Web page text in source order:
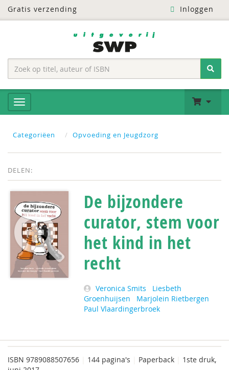
Gratis verzending Inloggen
Categoriëen Opvoeding en Jeugdzorg
DELEN:
De bijzondere
curator, stem voor
het kind in het
recht
Veronica Smits
Liesbeth
Groenhuijsen
Marjolein Rietbergen
Paul Vlaardingerbroek
ISBN 9789088507656 144 pagina's Paperback
1ste druk,